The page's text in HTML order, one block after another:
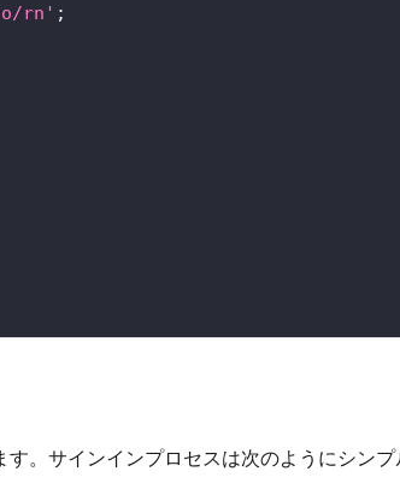
rn' ;
。サインインプロセスは次のようにシン